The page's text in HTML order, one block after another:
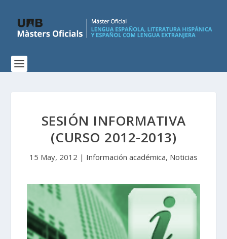
SESIÓN INFORMATIVA
(CURSO 2012-2013)
15 May, 2012 | Información académica, Noticias